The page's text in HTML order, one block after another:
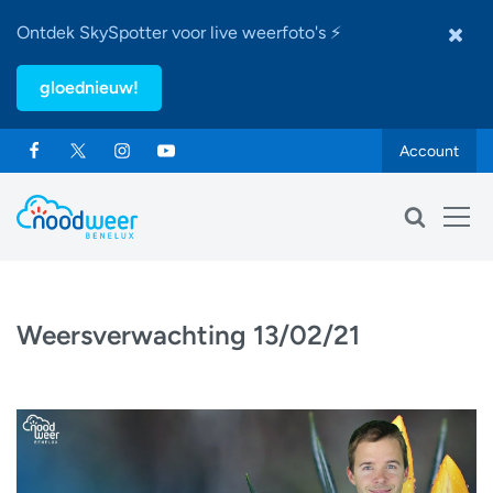
Ontdek SkySpotter voor live weerfoto's ⚡
gloednieuw!
Account
Weersverwachting 13/02/21